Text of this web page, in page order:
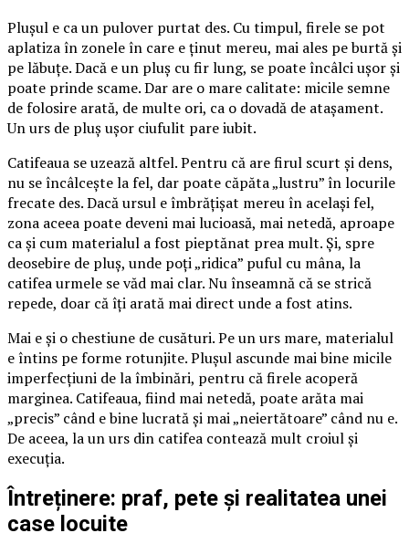
Plușul e ca un pulover purtat des. Cu timpul, firele se pot
aplatiza în zonele în care e ținut mereu, mai ales pe burtă și
pe lăbuțe. Dacă e un pluș cu fir lung, se poate încâlci ușor și
poate prinde scame. Dar are o mare calitate: micile semne
de folosire arată, de multe ori, ca o dovadă de atașament.
Un urs de pluș ușor ciufulit pare iubit.
Catifeaua se uzează altfel. Pentru că are firul scurt și dens,
nu se încâlcește la fel, dar poate căpăta „lustru” în locurile
frecate des. Dacă ursul e îmbrățișat mereu în același fel,
zona aceea poate deveni mai lucioasă, mai netedă, aproape
ca și cum materialul a fost pieptănat prea mult. Și, spre
deosebire de pluș, unde poți „ridica” puful cu mâna, la
catifea urmele se văd mai clar. Nu înseamnă că se strică
repede, doar că îți arată mai direct unde a fost atins.
Mai e și o chestiune de cusături. Pe un urs mare, materialul
e întins pe forme rotunjite. Plușul ascunde mai bine micile
imperfecțiuni de la îmbinări, pentru că firele acoperă
marginea. Catifeaua, fiind mai netedă, poate arăta mai
„precis” când e bine lucrată și mai „neiertătoare” când nu e.
De aceea, la un urs din catifea contează mult croiul și
execuția.
Întreținere: praf, pete și realitatea unei
case locuite